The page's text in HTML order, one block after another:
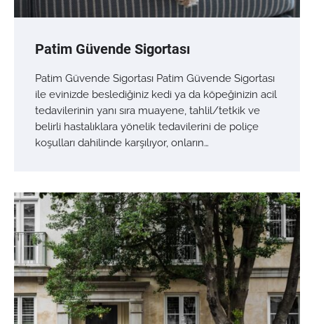
Patim Güvende Sigortası
Patim Güvende Sigortası Patim Güvende Sigortası
ile evinizde beslediğiniz kedi ya da köpeğinizin acil
tedavilerinin yanı sıra muayene, tahlil/tetkik ve
belirli hastalıklara yönelik tedavilerini de poliçe
koşulları dahilinde karşılıyor, onların…